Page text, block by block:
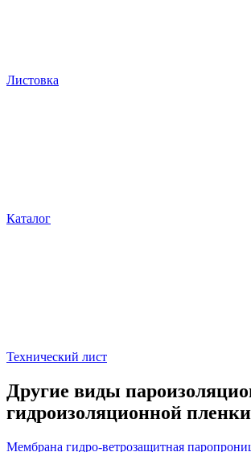
Листовка
Каталог
Технический лист
Другие виды
гидроизоляционной пленки
Мембрана гидро-ветрозащитная